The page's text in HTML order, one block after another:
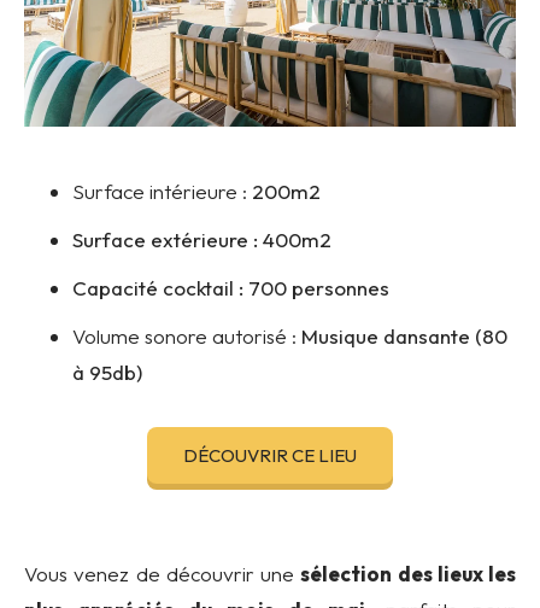
Surface intérieure : 200m2
Surface extérieure : 400m2
Capacité cocktail : 700 personnes
Volume sonore autorisé : Musique dansante (80
à 95db)
DÉCOUVRIR CE LIEU
Vous venez de découvrir unesélection des lieux les